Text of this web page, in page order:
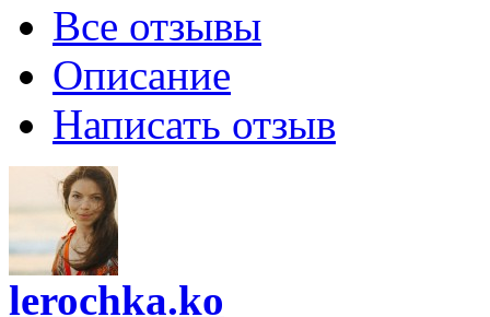
Все отзывы
Описание
Написать отзыв
lerochka.ko